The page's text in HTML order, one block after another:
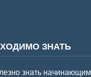
ЗНАТЬ
знать начинающим